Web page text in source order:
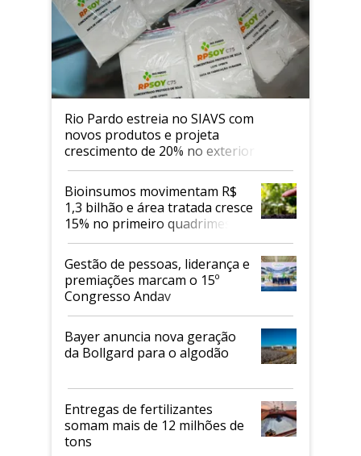
Rio Pardo estreia no SIAVS com
novos produtos e projeta
crescimento de 20% no exterior
Bioinsumos movimentam R$
1,3 bilhão e área tratada cresce
15% no primeiro quadrimestre
de 2026
Gestão de pessoas, liderança e
premiações marcam o 15º
Congresso Andav
Bayer anuncia nova geração
da Bollgard para o algodão
Entregas de fertilizantes
somam mais de 12 milhões de
tons